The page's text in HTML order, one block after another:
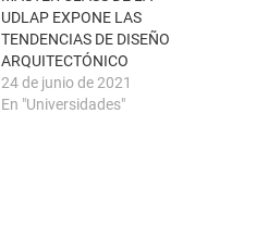
UDLAP EXPONE LAS
TENDENCIAS DE DISEÑO
ARQUITECTÓNICO
24 de junio de 2021
En "Universidades"